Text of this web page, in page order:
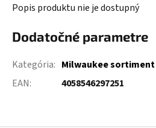
Popis produktu nie je dostupný
Dodatočné parametre
Kategória: Milwaukee sortiment
EAN: 4058546297251